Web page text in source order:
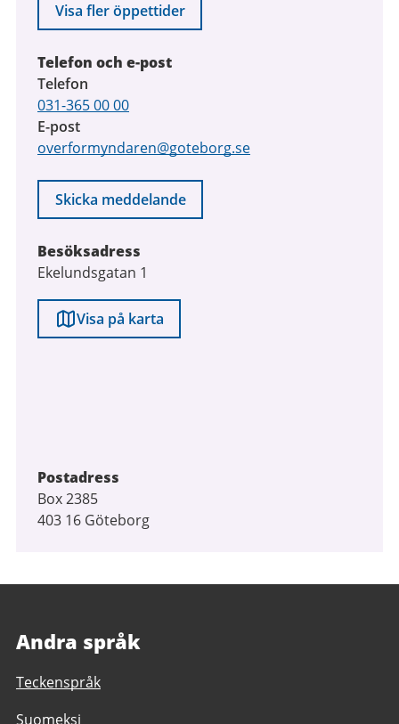
Visa fler öppettider
Telefon och e-post
Telefon
031-365 00 00
E-post
overformyndaren@goteborg.se
Skicka meddelande
Besöksadress
Ekelundsgatan 1
Visa på karta
Postadress
Box 2385
403 16 Göteborg
Andra språk
Teckenspråk
Suomeksi